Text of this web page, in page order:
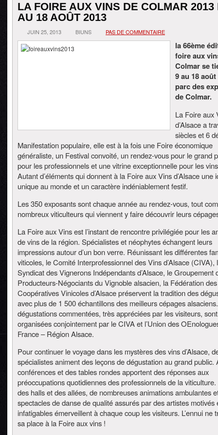
LA FOIRE AUX VINS DE COLMAR 2013
AU 18 AOÛT 2013
JUIN 25, 2013 BIUNS PAS DE COMMENTAIRE
la 66ème
foire aux
Colmar se
9 au 18 août
parc des
de Colmar.
La Foire aux
d’Alsace a
siècles et 6
Manifestation populaire, elle est à la fois une Foire économique
généraliste, un Festival convoité, un rendez-vous pour le grand
pour les professionnels et une vitrine exceptionnelle pour les vins
Autant d’éléments qui donnent à la Foire aux Vins d’Alsace une
unique au monde et un caractère indéniablement festif.
Les 350 exposants sont chaque année au rendez-vous, tout
nombreux viticulteurs qui viennent y faire découvrir leurs
La Foire aux Vins est l’instant de rencontre privilégiée pour les
de vins de la région. Spécialistes et néophytes échangent leurs
impressions autour d’un bon verre. Réunissant les différentes
viticoles, le Comité Interprofessionnel des Vins d’Alsace (CIVA),
Syndicat des Vignerons Indépendants d’Alsace, le Groupement
Producteurs-Négociants du Vignoble alsacien, la Fédération des
Coopératives Vinicoles d’Alsace préservent la tradition des
avec plus de 1 500 échantillons des meilleurs cépages
dégustations commentées, très appréciées par les visiteurs, sont
organisées conjointement par le CIVA et l’Union des
France – Région Alsace.
Pour continuer le voyage dans les mystères des vins d’Alsace,
spécialistes animent des leçons de dégustation au grand public.
conférences et des tables rondes apportent des réponses aux
préoccupations quotidiennes des professionnels de la
des halls et des allées, de nombreuses animations ambulantes
spectacles de danse de qualité assurés par des artistes motivés
infatigables émerveillent à chaque coup les visiteurs. L’ennui ne
sa place à la Foire aux vins !